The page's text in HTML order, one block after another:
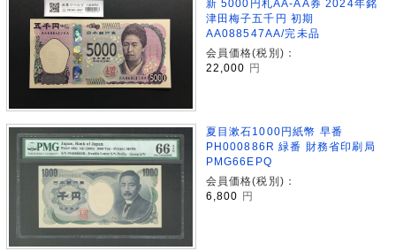
新 5000円札AA-AA券 2024年銘
津田梅子五千円 初期
AA088547AA/完未品
会員価格(税別)：
22,000 円
夏目漱石1000円紙幣 早番
PH000886R 緑番 財務省印刷局
PMG66EPQ
会員価格(税別)：
6,800
円